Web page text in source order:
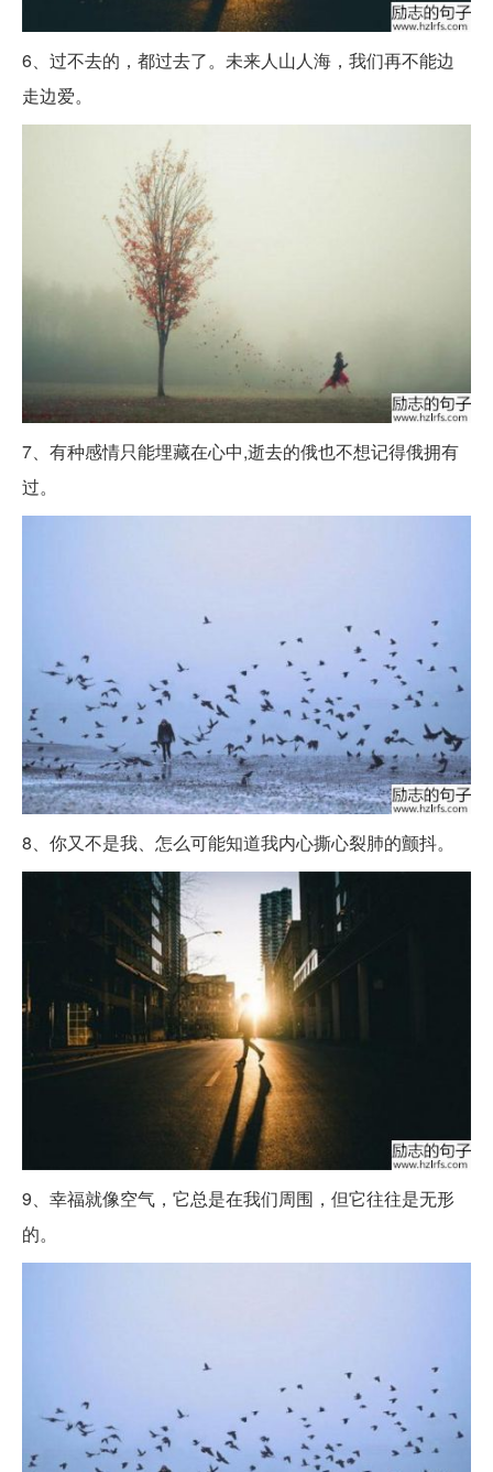
6、过不去的，都过去了。未来人山人海，我们再不能边
走边爱。
7、有种感情只能埋藏在心中,逝去的俄也不想记得俄拥有
过。
8、你又不是我、怎么可能知道我内心撕心裂肺的颤抖。
9、幸福就像空气，它总是在我们周围，但它往往是无形
的。